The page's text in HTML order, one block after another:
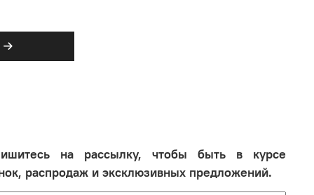
на рассылку, чтобы быть в курсе
распродаж и эксклюзивных предложений.